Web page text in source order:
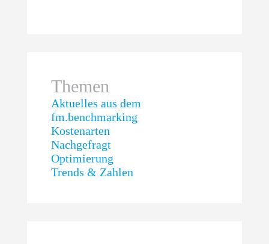
Themen
Aktuelles aus dem
fm.benchmarking
Kostenarten
Nachgefragt
Optimierung
Trends & Zahlen